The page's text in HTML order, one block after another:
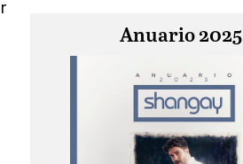
Anuario 2025